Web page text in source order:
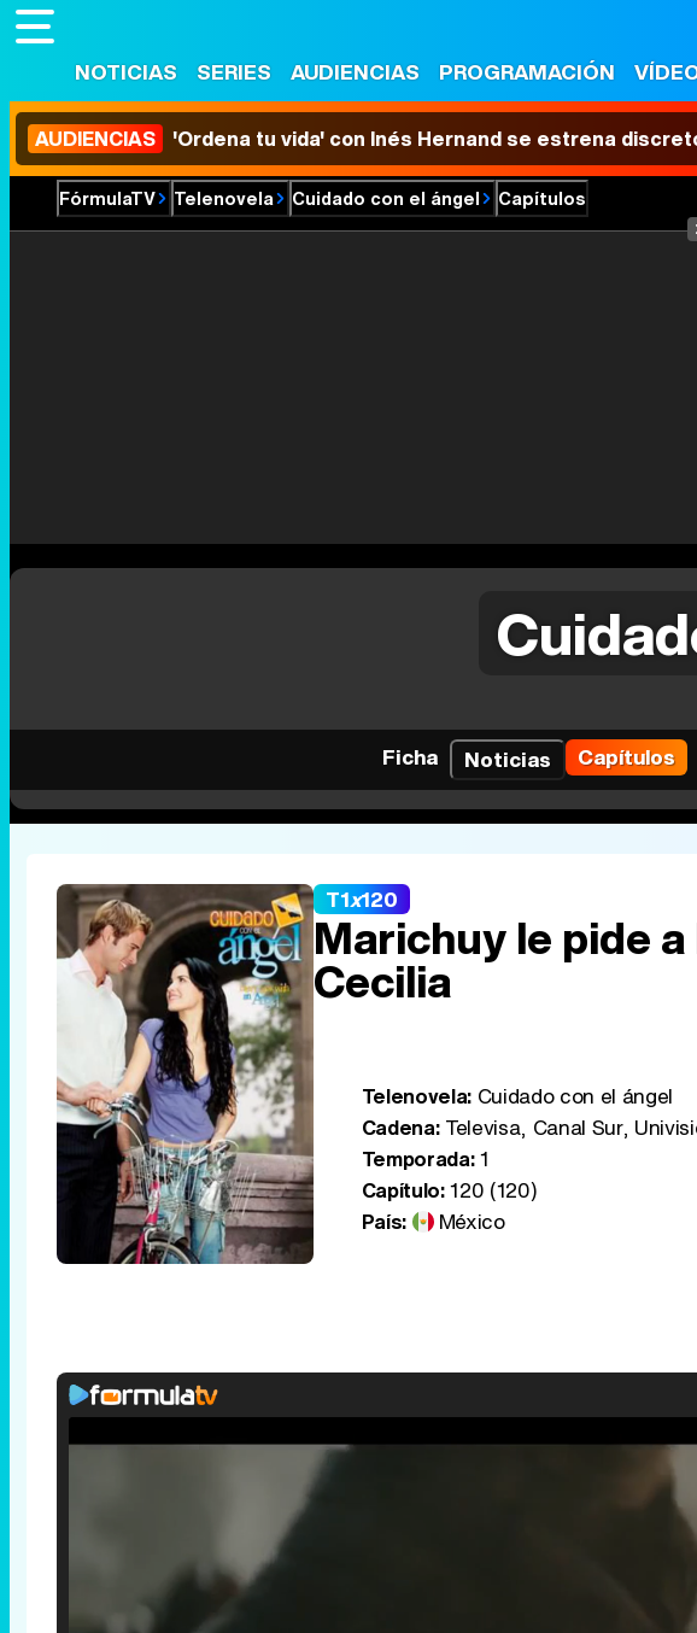
NOTICIAS SERIES AUDIENCIAS PROGRAMACIÓN
AUDIENCIAS 'Ordena tu vida' con Inés Hernand se estrena
FórmulaTV Telenovela Cuidado con el ángel Capítulos
Ficha Noticias Capítulos
T1x120
Marichuy le pide
Cecilia
Telenovela: Cuidado con el ángel
Cadena:Televisa, Canal Sur,
Temporada:1
Capítulo:120 (120)
País:
México